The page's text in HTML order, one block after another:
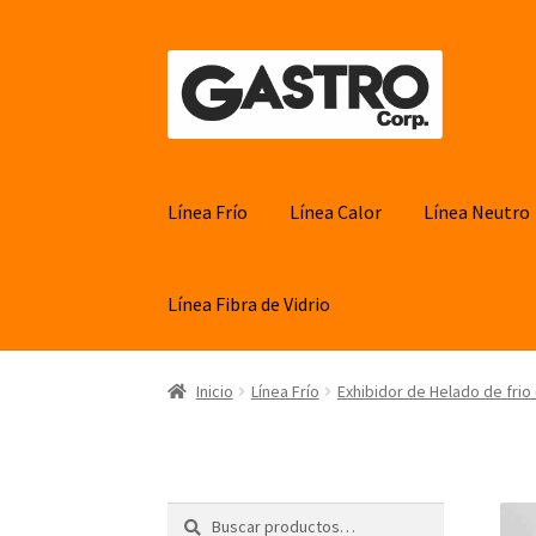
al
contenido
Línea Frío Línea Calor Línea Neutro
Línea Fibra de Vidrio
Inicio Línea Frío Exhibidor de Helado de
Buscar
Buscar